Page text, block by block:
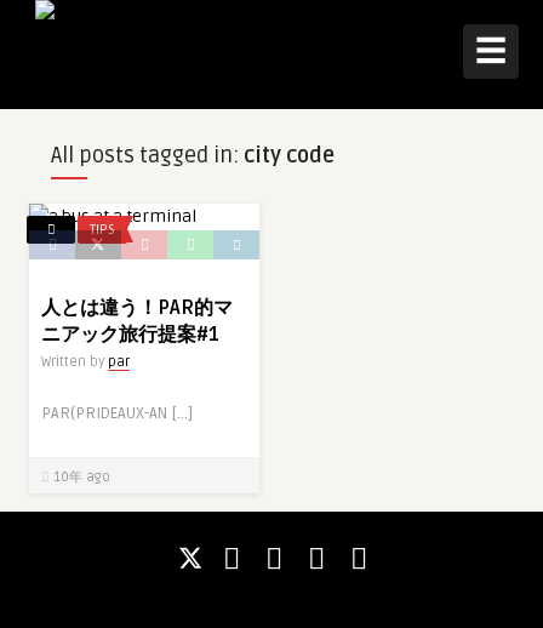
☰
All posts tagged in: city code
TIPS
人とは違う！PAR的マ
ニアック旅行提案#1
Written by par
PAR(PRIDEAUX-AN […]
10年 ago